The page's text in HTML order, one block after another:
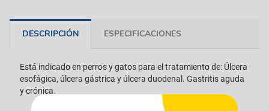
DESCRIPCIÓN ESPECIFICACIONES
Está indicado en perros y gatos para el tratamiento de: Úlcera
esofágica, úlcera gástrica y úlcera duodenal. Gastritis aguda
y crónica.